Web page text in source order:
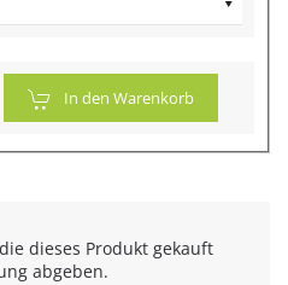
In den Warenkorb
dieses Produkt gekauft
abgeben.